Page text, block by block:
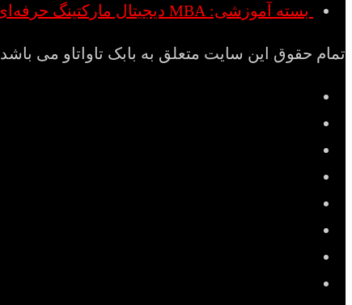
بسته آموزشی: MBA دیجیتال مارکتینگ حرفه‌ای | Digital Marketing MBA
تمام حقوق این سایت متعلق به بابک تاواتاو می باشد